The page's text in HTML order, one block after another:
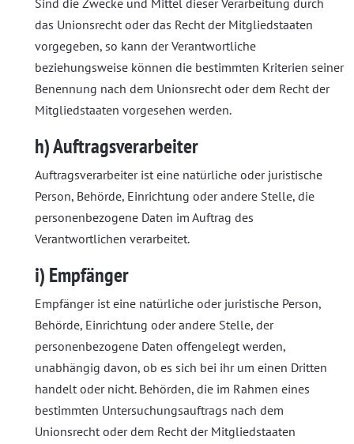
Sind die Zwecke und Mittel dieser Verarbeitung durch
das Unionsrecht oder das Recht der Mitgliedstaaten
vorgegeben, so kann der Verantwortliche
beziehungsweise können die bestimmten Kriterien seiner
Benennung nach dem Unionsrecht oder dem Recht der
Mitgliedstaaten vorgesehen werden.
h) Auftragsverarbeiter
Auftragsverarbeiter ist eine natürliche oder juristische
Person, Behörde, Einrichtung oder andere Stelle, die
personenbezogene Daten im Auftrag des
Verantwortlichen verarbeitet.
i) Empfänger
Empfänger ist eine natürliche oder juristische Person,
Behörde, Einrichtung oder andere Stelle, der
personenbezogene Daten offengelegt werden,
unabhängig davon, ob es sich bei ihr um einen Dritten
handelt oder nicht. Behörden, die im Rahmen eines
bestimmten Untersuchungsauftrags nach dem
Unionsrecht oder dem Recht der Mitgliedstaaten